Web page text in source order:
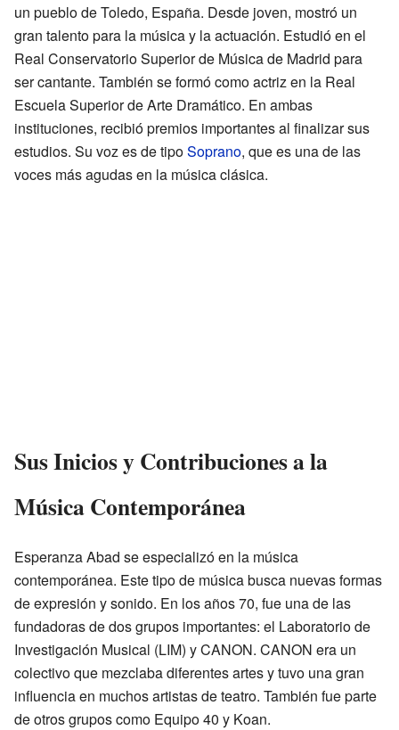
un pueblo de Toledo, España. Desde joven, mostró un
gran talento para la música y la actuación. Estudió en el
Real Conservatorio Superior de Música de Madrid para
ser cantante. También se formó como actriz en la Real
Escuela Superior de Arte Dramático. En ambas
instituciones, recibió premios importantes al finalizar sus
estudios. Su voz es de tipoSoprano, que es una de las
voces más agudas en la música clásica.
Sus Inicios y Contribuciones a la
Música Contemporánea
Esperanza Abad se especializó en la música
contemporánea. Este tipo de música busca nuevas formas
de expresión y sonido. En los años 70, fue una de las
fundadoras de dos grupos importantes: el Laboratorio de
Investigación Musical (LIM) y CANON. CANON era un
colectivo que mezclaba diferentes artes y tuvo una gran
influencia en muchos artistas de teatro. También fue parte
de otros grupos como Equipo 40 y Koan.